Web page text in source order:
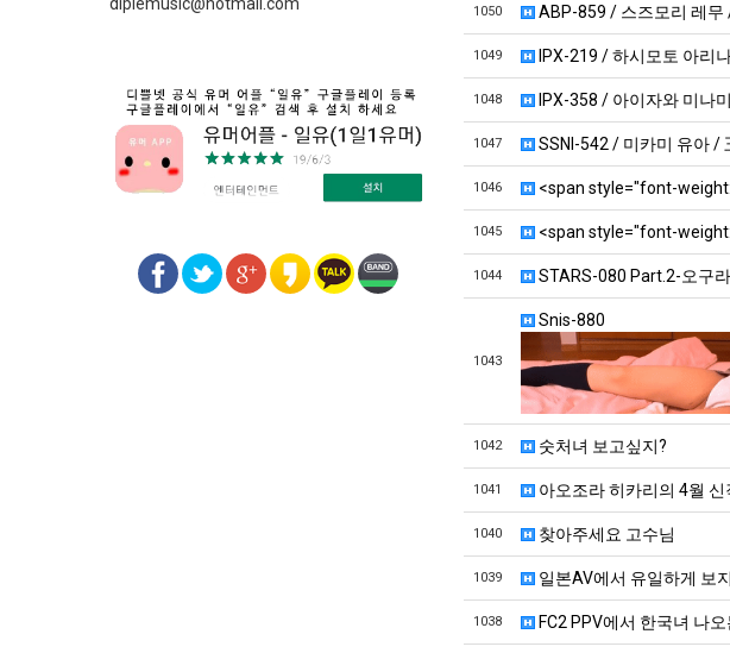
1050 ABP-859 / 스즈모리 레
1049 IPX-219 / 하시모토 아리
1048 IPX-358 / 아이자와 미나
1047 SSNI-542 / 미카미 유아 /
1046 <span style="font-
1045 <span style="font-
1044 STARS-080 Part.2-오구
1043
Snis-880
1042 숫처녀 보고싶지?
1041 아오조라 히카리의 4월 신
1040 찾아주세요 고수님
1039 일본AV에서 유일하게 보
1038 FC2 PPV에서 한국녀 나
diplemusic@hotmail.com